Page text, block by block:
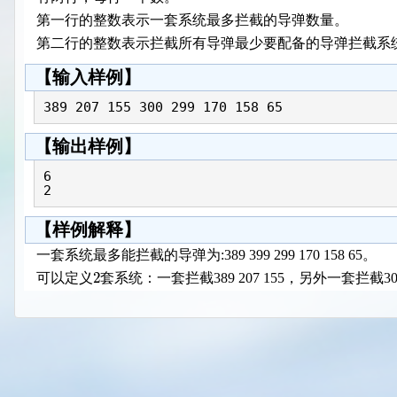
第一行的整数表示一套系统最多拦截的导弹数量。
第二行的整数表示拦截所有导弹最少要配备的导弹拦截系
【输入样例】
389 207 155 300 299 170 158 65
【输出样例】
6
2
【样例解释】
一套系统最多能拦截的导弹为:389 399 299 170 158 65。
可以定义2套系统：一套拦截389 207 155，另外一套拦截